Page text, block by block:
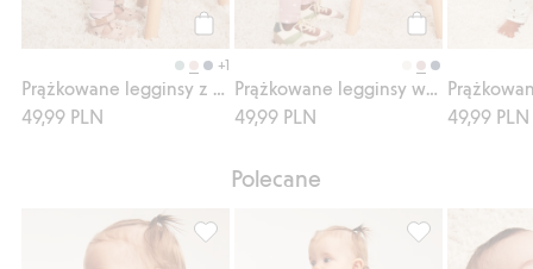
Kup
+1
49,99 PLN
Kup
49,99 PLN
49,99 PLN
Polecane
Prążkowane body z możliwościąPrążkowany